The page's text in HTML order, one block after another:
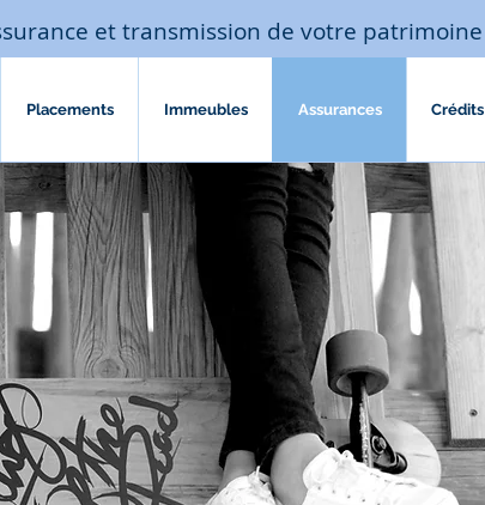
et transmission de votre
Placements Immeubles Assurances Crédits